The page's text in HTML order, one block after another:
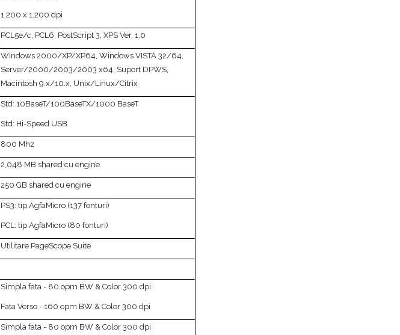
1.200 x 1.200 dpi
PCL5e/c, PCL6, PostScript 3, XPS Ver. 1.0
Windows 2000/XP/XP64, Windows VISTA 32/64,
Server/2000/2003/2003 x64, Suport DPWS,
Macintosh 9.x/10.x, Unix/Linux/Citrix
Std: 10BaseT/100BaseTX/1000 BaseT
Std: Hi-Speed USB
800 Mhz
2,048 MB shared cu engine
250 GB shared cu engine
PS3: tip AgfaMicro (137 fonturi)
PCL: tip AgfaMicro (80 fonturi)
Utilitare PageScope Suite
Simpla fata - 80 opm BW & Color 300 dpi
Fata Verso - 160 opm BW & Color 300 dpi
Simpla fata - 80 opm BW & Color 300 dpi